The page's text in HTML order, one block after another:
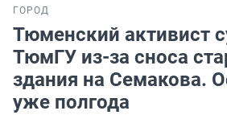
ГОРОД
Тюменский активист
ТюмГУ из-за сноса
здания на Семакова.
уже полгода